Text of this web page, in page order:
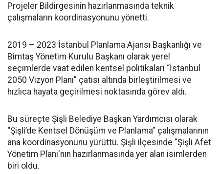
Projeler Bildirgesinin hazırlanmasında teknik
çalışmaların koordinasyonunu yönetti.
2019 – 2023 İstanbul Planlama Ajansı Başkanlığı ve
Bimtaş Yönetim Kurulu Başkanı olarak yerel
seçimlerde vaat edilen kentsel politikaları “İstanbul
2050 Vizyon Planı” çatısı altında birleştirilmesi ve
hızlıca hayata geçirilmesi noktasında görev aldı.
Bu süreçte Şişli Belediye Başkan Yardımcısı olarak
“Şişli’de Kentsel Dönüşüm ve Planlama” çalışmalarının
ana koordinasyonunu yürüttü. Şişli ilçesinde “Şişli Afet
Yönetim Planı'nın hazırlanmasında yer alan isimlerden
biri oldu.